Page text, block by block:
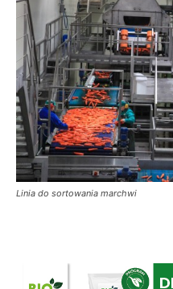
Linia do sortowania marchwi